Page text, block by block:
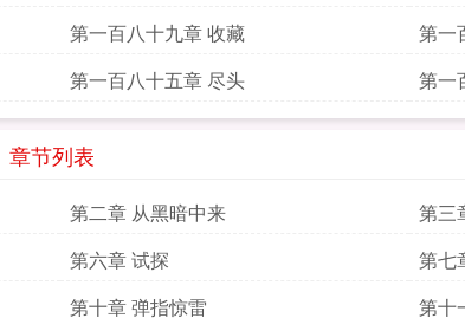
第一百八十九章 收藏 第一
第一百八十五章 尽头 第一
章节列表
第二章 从黑暗中来 第三
第六章 试探 第七
第十章 弹指惊雷 第十